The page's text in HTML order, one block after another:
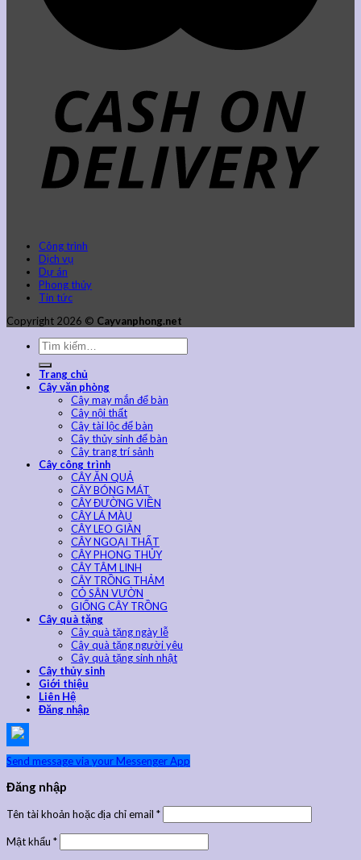
Công trình
Dịch vụ
Dự án
Phong thủy
Tin tức
Copyright 2026 © Cayvanphong.net
Trang chủ
Cây văn phòng
Cây may mắn để bàn
Cây nội thất
Cây tài lộc để bàn
Cây thủy sinh để bàn
Cây trang trí sảnh
Cây công trình
CÂY ĂN QUẢ
CÂY BÓNG MÁT
CÂY ĐƯỜNG VIỀN
CÂY LÁ MÀU
CÂY LEO GIÀN
CÂY NGOẠI THẤT
CÂY PHONG THỦY
CÂY TÂM LINH
CÂY TRỒNG THẢM
CỎ SÂN VƯỜN
GIỐNG CÂY TRỒNG
Cây quà tặng
Cây quà tặng ngày lễ
Cây quà tặng người yêu
Cây quà tặng sinh nhật
Cây thủy sinh
Giới thiệu
Liên Hệ
Đăng nhập
Send message via your Messenger App
Đăng nhập
Tên tài khoản hoặc địa chỉ email *
Mật khẩu *